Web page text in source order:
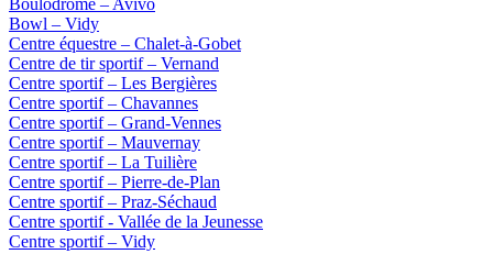
Boulodrome – Avivo
Bowl – Vidy
Centre équestre – Chalet-à-Gobet
Centre de tir sportif – Vernand
Centre sportif – Les Bergières
Centre sportif – Chavannes
Centre sportif – Grand-Vennes
Centre sportif – Mauvernay
Centre sportif – La Tuilière
Centre sportif – Pierre-de-Plan
Centre sportif – Praz-Séchaud
Centre sportif - Vallée de la Jeunesse
Centre sportif – Vidy